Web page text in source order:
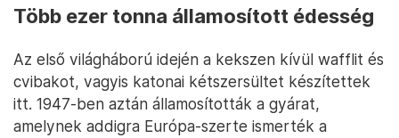
Több ezer tonna államosított édesség
Az első világháború idején a kekszen kívül wafflit és
cvibakot, vagyis katonai kétszersültet készítettek
itt. 1947-ben aztán államosították a gyárat,
amelynek addigra Európa-szerte ismerték a